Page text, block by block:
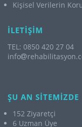
Kişisel Verilerin
İLETİŞİM
TEL: 0850 420 27 04
info
ŞU AN SİTEMİZDE
152 Ziyaretçi
6 Uzman Üye